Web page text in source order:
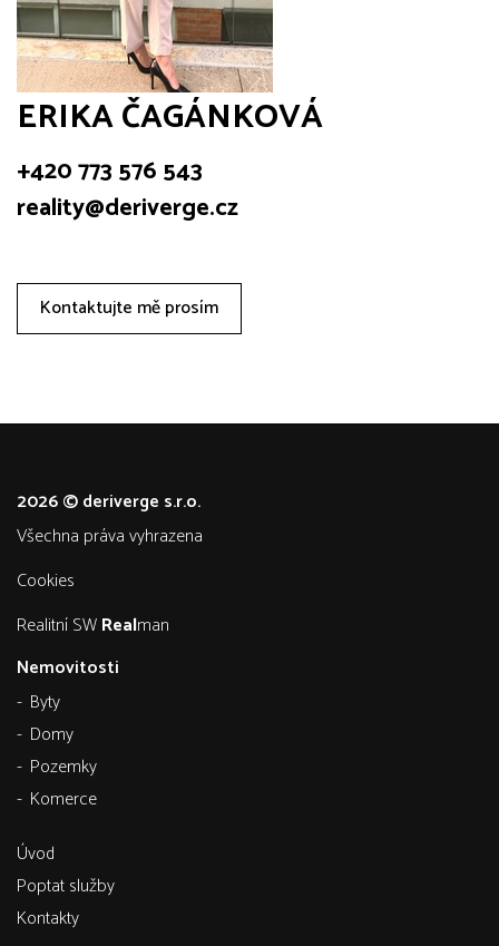
ERIKA ČAGÁNKOVÁ
+420 773 576 543
reality@deriverge.cz
Kontaktujte mě prosím
2026 © deriverge s.r.o.
všechna práva vyhrazena
Cookies
Realitní SWRealman
Nemovitosti
Byty
Domy
Pozemky
Komerce
Úvod
Poptat služby
Kontakty